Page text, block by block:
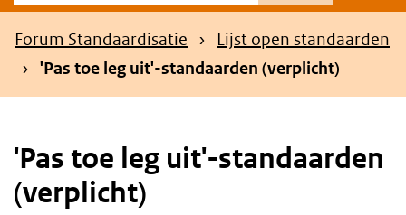
uw
zoekterm
Kruimelpad
Forum Standaardisatie
Lijst open standaarden
'Pas toe leg uit'-standaarden (verplicht)
'Pas toe leg uit'-standaarden
(verplicht)